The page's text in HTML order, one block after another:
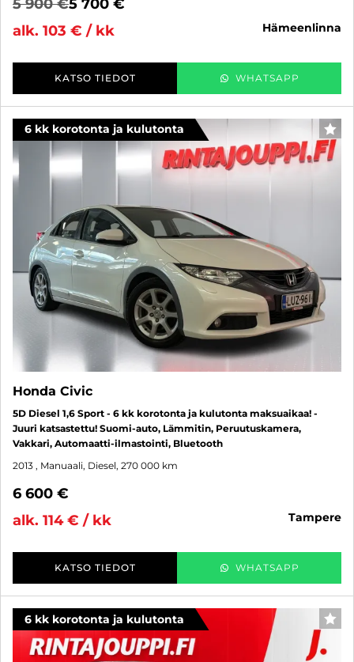
5 900 €5 700 €
alk. 103 € / kk
hämeenlinna
KATSO TIEDOT WHATSAPP
6 kk korotonta ja kulutonta
Honda Civic
5D Diesel 1,6 Sport - 6 kk korotonta ja kulutonta maksuaikaa! -
Juuri katsastettu! Suomi-auto, Lämmitin, Peruutuskamera,
Vakkari, Automaatti-ilmastointi, Bluetooth
2013 , Manuaali, Diesel, 270 000 km
6 600 €
alk. 114 € / kk
tampere
KATSO TIEDOT WHATSAPP
6 kk korotonta ja kulutonta